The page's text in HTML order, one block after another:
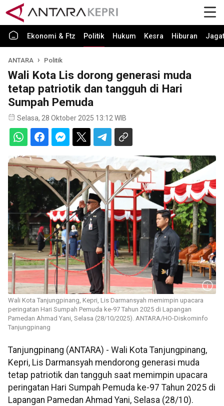
Ekonomi & Ftz Politik Hukum Kesra Hiburan Jagat
ANTARA Politik
Wali Kota Lis dorong generasi muda
tetap patriotik dan tangguh di Hari
Sumpah Pemuda
Selasa, 28 Oktober 2025 13:12 WIB
Wali Kota Tanjungpinang, Kepri, Lis Darmansyah memimpin upacara
peringatan Hari Sumpah Pemuda ke-97 Tahun 2025 di Lapangan
Pamedan Ahmad Yani, Selasa (28/10/2025). ANTARA/HO-Diskominfo
Tanjungpinang
Tanjungpinang (ANTARA) - Wali Kota Tanjungpinang,
Kepri, Lis Darmansyah mendorong generasi muda
tetap patriotik dan tangguh saat memimpin upacara
peringatan Hari Sumpah Pemuda ke-97 Tahun 2025 di
Lapangan Pamedan Ahmad Yani, Selasa (28/10).